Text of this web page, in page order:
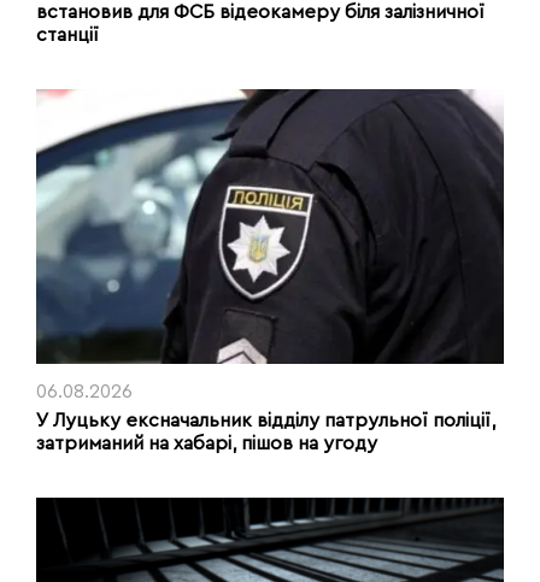
встановив для ФСБ відеокамеру біля залізничної
станції
06.08.2026
У Луцьку ексначальник відділу патрульної поліції,
затриманий на хабарі, пішов на угоду